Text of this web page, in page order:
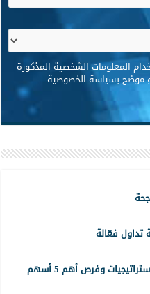
المعلومات الشخصية المذكورة
موضح بسياسة الخصوصية
تداول فعّالة